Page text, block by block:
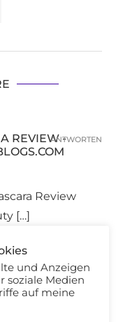
REVIEW -
Review
[…]
ANTWORTEN
ANTWORTEN
und Anzeigen
soziale Medien
auf meine